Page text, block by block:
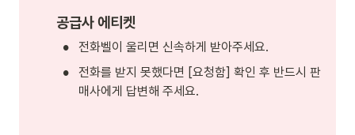
공급사 에티켓
• 전화벨이 울리면 신속하게 받아주세요.
•
전화를 받지 못했다면 [요청함] 확인 후 반드시 판
매사에게 답변해 주세요.